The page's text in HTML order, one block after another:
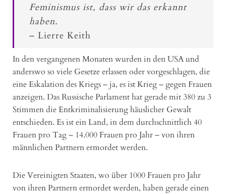
Feminismus ist, dass wir das erkannt
haben.
– Lierre Keith
In den vergangenen Monaten wurden in den USA und
anderswo so viele Gesetze erlassen oder vorgeschlagen, die
eine Eskalation des Kriegs – ja, es ist Krieg – gegen Frauen
anzeigen. Das Russische Parlament hat gerade mit 380 zu 3
Stimmen die Entkriminalisierung häuslicher Gewalt
entschieden. Es ist ein Land, in dem durchschnittlich 40
Frauen pro Tag – 14.000 Frauen pro Jahr – von ihren
männlichen Partnern ermordet werden.
Die Vereinigten Staaten, wo über 1000 Frauen pro Jahr
von ihren Partnern ermordet werden, haben gerade einen